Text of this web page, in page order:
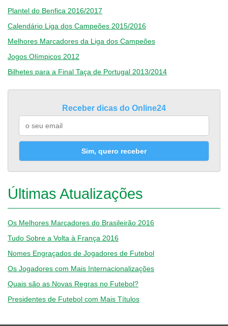
Plantel do Benfica 2016/2017
Calendário Liga dos Campeões 2015/2016
Melhores Marcadores da Liga dos Campeões
Jogos Olímpicos 2012
Bilhetes para a Final Taça de Portugal 2013/2014
Receber dicas do Online24
Sim, quero receber
Últimas Atualizações
Os Melhores Marcadores do Brasileirão 2016
Tudo Sobre a Volta à França 2016
Nomes Engraçados de Jogadores de Futebol
Os Jogadores com Mais Internacionalizações
Quais são as Novas Regras no Futebol?
Presidentes de Futebol com Mais Títulos